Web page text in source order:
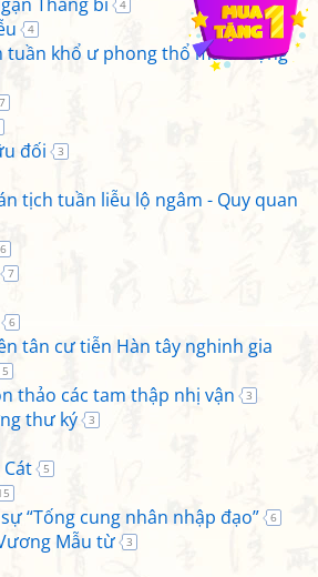
4
4
tuần khổ ư phong thổ mã thượng
7
đối 3
tịch tuần liễu lộ ngâm - Quy quan
6
7
6
tân cư tiễn Hàn tây nghinh gia
5
thảo các tam thập nhị vận 3
thư ký 3
5
“Tống cung nhân nhập đạo” 6
Mẫu từ 3